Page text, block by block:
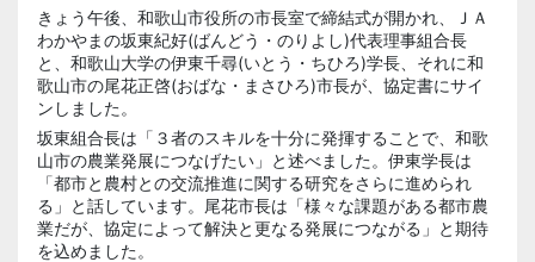
きょう午後、和歌山市役所の市長室で締結式が開かれ、ＪＡ
わかやまの坂東紀好(ばんどう・のりよし)代表理事組合長
と、和歌山大学の伊東千尋(いとう・ちひろ)学長、それに和
歌山市の尾花正啓(おばな・まさひろ)市長が、協定書にサイ
ンしました。
坂東組合長は「３者のスキルを十分に発揮することで、和歌
山市の農業発展につなげたい」と述べました。伊東学長は
「都市と農村との交流推進に関する研究をさらに進められ
る」と話しています。尾花市長は「様々な課題がある都市農
業だが、協定によって解決と更なる発展につながる」と期待
を込めました。